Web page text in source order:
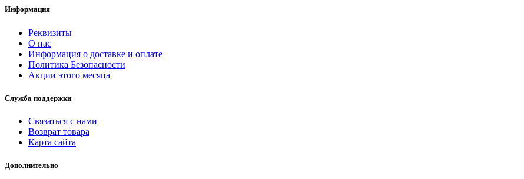
Информация
Реквизиты
О нас
Информация о доставке и оплате
Политика Безопасности
Акции этого месяца
Служба поддержки
Связаться с нами
Возврат товара
Карта сайта
Дополнительно